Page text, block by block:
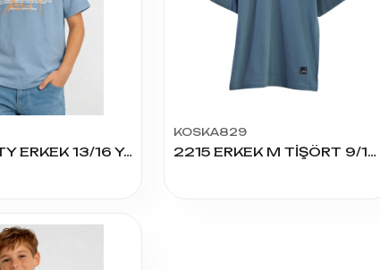
6013 SALTY ERKEK 13/16 YAŞ TSHIRT
KOSKA829
2215 ERKEK M TİŞÖRT 9/12 YAŞ